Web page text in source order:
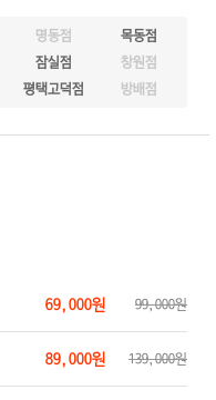
명동점
목동점
잠실점
창원점
평택고덕점 방배점
69,000원 99,000원
89,000원 139,000원